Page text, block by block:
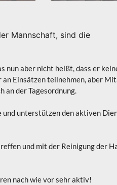
Mannschaft, sind die
nun aber nicht heißt, dass er
Einsätzen teilnehmen, aber
an der Tagesordnung.
und unterstützen den aktiven
und mit der Reinigung der
nach wie vor sehr aktiv!